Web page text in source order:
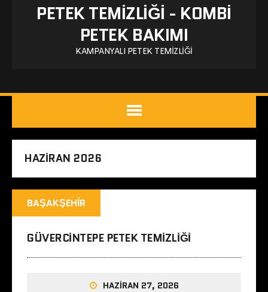
PETEK TEMIZLIĞI - KOMBI
PETEK BAKIMI
KAMPANYALI PETEK TEMIZLIĞI
HAZIRAN 2026
BAŞAKŞEHIR
GÜVERCINTEPE PETEK TEMIZLIĞI
HAZIRAN 27, 2026